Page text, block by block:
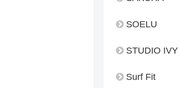
SOELU
STUDIO IVY
Surf Fit